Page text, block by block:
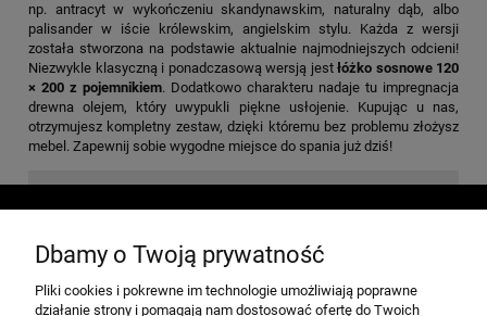
np. antracyt w wykończeniu skandynawskim, naturalny dąb, albo
palisander w iście królewskim, angielskim stylu. Każda z wersji
została stworzona na podstawie aktualnie najmodniejszych odcieni!
Niezwykle klasyczną i ponadczasową wersją jest łóżko sosnowe 120
× 200 z pojemnikiem. Dodatkowo charakteru nadaje tu impregnacja
drewna olejem, który uwypukli piękne usłojenie. Kupując u nas,
otrzymujesz kompletny zestaw, dzięki któremu bez problemu złożysz
mebel. Zapewnij sobie wygodne miejsce do spania już dziś!
MOJE KONTO
Dbamy o Twoją prywatność
Pliki cookies i pokrewne im technologie umożliwiają poprawne
działanie strony i pomagają nam dostosować ofertę do Twoich